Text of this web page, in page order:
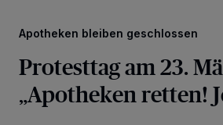
Apotheken bleiben geschlossen
Protesttag am 23.
„Apotheken retten!